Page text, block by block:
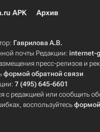
APK Архив
Гаврилова А.В.
почты Редакции:internet-
пресс-релизов и
формой обратной связи
7 (495) 645-6601
с редакцией или сообщить
воспользуйтесь